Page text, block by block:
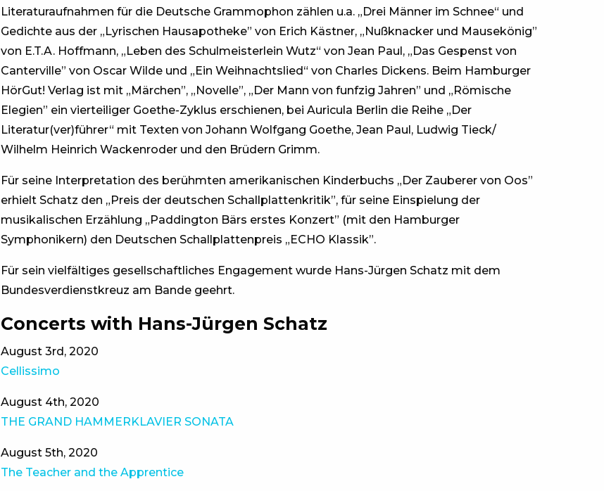
Literaturaufnahmen für die Deutsche Grammophon zählen u.a. „Drei Männer im Schnee“ und
Gedichte aus der „Lyrischen Hausapotheke” von Erich Kästner, „Nußknacker und Mausekönig”
von E.T.A. Hoffmann, „Leben des Schulmeisterlein Wutz“ von Jean Paul, „Das Gespenst von
Canterville” von Oscar Wilde und „Ein Weihnachtslied“ von Charles Dickens. Beim Hamburger
HörGut! Verlag ist mit „Märchen”, „Novelle”, „Der Mann von funfzig Jahren” und „Römische
Elegien” ein vierteiliger Goethe-Zyklus erschienen, bei Auricula Berlin die Reihe „Der
Literatur(ver)führer“ mit Texten von Johann Wolfgang Goethe, Jean Paul, Ludwig Tieck/
Wilhelm Heinrich Wackenroder und den Brüdern Grimm.
Für seine Interpretation des berühmten amerikanischen Kinderbuchs „Der Zauberer von Oos”
erhielt Schatz den „Preis der deutschen Schallplattenkritik”, für seine Einspielung der
musikalischen Erzählung „Paddington Bärs erstes Konzert” (mit den Hamburger
Symphonikern) den Deutschen Schallplattenpreis „ECHO Klassik”.
Für sein vielfältiges gesellschaftliches Engagement wurde Hans-Jürgen Schatz mit dem
Bundesverdienstkreuz am Bande geehrt.
Concerts with Hans-Jürgen Schatz
August 3rd, 2020
Cellissimo
August 4th, 2020
THE GRAND HAMMERKLAVIER SONATA
August 5th, 2020
The Teacher and the Apprentice